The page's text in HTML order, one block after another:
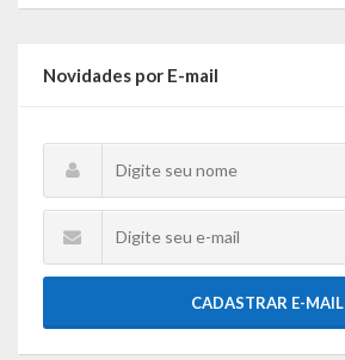
Novidades por E-mail
CADASTRAR E-MAIL